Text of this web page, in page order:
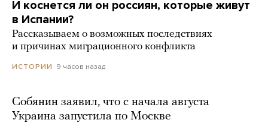
И коснется ли он россиян, которые живут
в Испании?
Рассказываем о возможных последствиях
и причинах миграционного конфликта
ИСТОРИИ 9 часов назад
Собянин заявил, что с начала августа
Украина запустила по Москве